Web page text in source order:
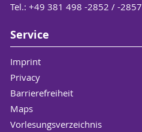
Tel.: +49 381 498 -2852 / -2857
Service
Imprint
Privacy
Barrierefreiheit
Maps
Vorlesungsverzeichnis